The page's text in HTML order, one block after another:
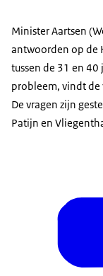
Minister Aartsen
antwoorden op de
tussen de 31 en 40
probleem, vindt de
De vragen zijn
Patijn en